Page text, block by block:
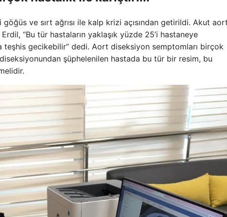
ve sırt ağrısı ile kalp krizi açısından getirildi. Akut aort
“Bu tür hastaların yaklaşık yüzde 25’i hastaneye
gecikebilir” dedi. Aort diseksiyon semptomları birçok
şüphelenilen hastada bu tür bir resim, bu